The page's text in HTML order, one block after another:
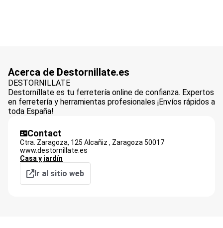
Acerca de Destornillate.es
DESTORNILLATE
Destorníllate es tu ferretería online de confianza. Expertos
en ferretería y herramientas profesionales ¡Envíos rápidos a
toda España!
Contact
Ctra. Zaragoza, 125 Alcañiz , Zaragoza 50017
www.destornillate.es
Casa y jardín
Ir al sitio web